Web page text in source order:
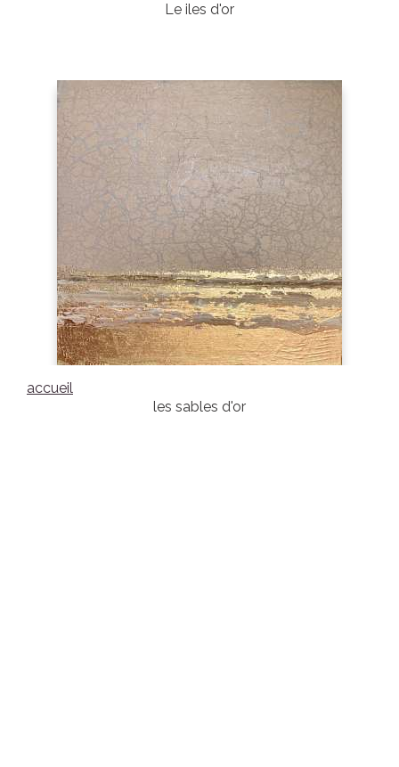
Le iles d'or
accueil
les sables d'or